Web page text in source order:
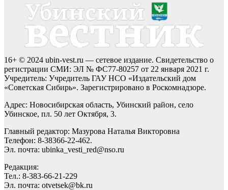
16+ © 2024 ubin-vest.ru — сетевое издание. Свидетельство о
регистрации СМИ: ЭЛ № ФС77-80257 от 22 января 2021 г.
Учредитель: Учредитель ГАУ НСО «Издательский дом
«Советская Сибирь». Зарегистрировано в Роскомнадзоре.
Адрес: Новосибирская область, Убинский район, село
Убинское, пл. 50 лет Октября, 3.
Главный редактор: Мазурова Наталья Викторовна
Телефон: 8-38366-22-462.
Эл. почта: ubinka_vesti_red@nso.ru
Редакция:
Тел.: 8-383-66-21-229
Эл. почта: otvetsek@bk.ru